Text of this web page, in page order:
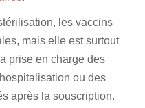
les vaccins
mais elle est surtout
prise en charge des
ou des
après la souscription.